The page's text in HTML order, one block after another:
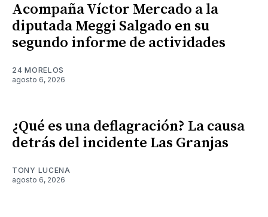
Acompaña Víctor Mercado a la
diputada Meggi Salgado en su
segundo informe de actividades
24 MORELOS
agosto 6, 2026
¿Qué es una deflagración? La causa
detrás del incidente Las Granjas
TONY LUCENA
agosto 6, 2026